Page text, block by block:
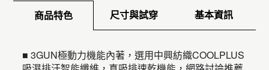
商品特色 尺寸與試穿 基本資訊
■ 3GUN極動力機能內著，選用中興紡織COOLPLUS